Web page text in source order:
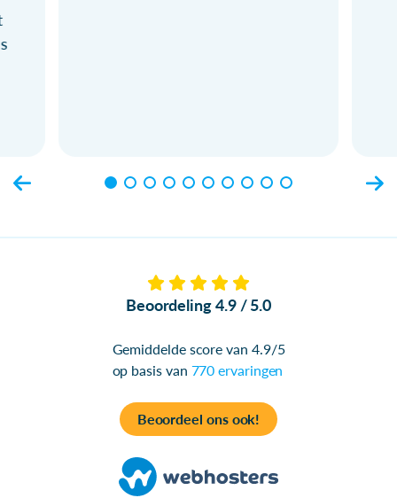
Beoordeling 4.9 / 5.0
Gemiddelde score van 4.9/5
op basis van 770 ervaringen
Beoordeel ons ook!